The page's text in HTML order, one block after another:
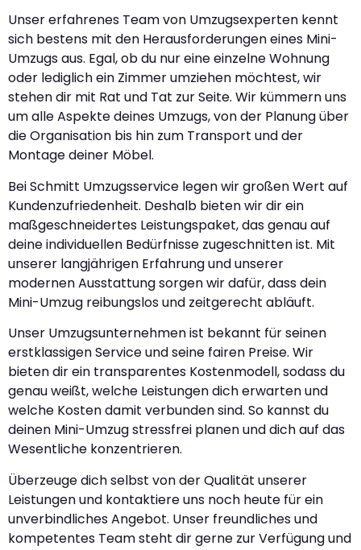
Unser erfahrenes Team von Umzugsexperten kennt
sich bestens mit den Herausforderungen eines Mini-
Umzugs aus. Egal, ob du nur eine einzelne Wohnung
oder lediglich ein Zimmer umziehen möchtest, wir
stehen dir mit Rat und Tat zur Seite. Wir kümmern uns
um alle Aspekte deines Umzugs, von der Planung über
die Organisation bis hin zum Transport und der
Montage deiner Möbel.
Bei Schmitt Umzugsservice legen wir großen Wert auf
Kundenzufriedenheit. Deshalb bieten wir dir ein
maßgeschneidertes Leistungspaket, das genau auf
deine individuellen Bedürfnisse zugeschnitten ist. Mit
unserer langjährigen Erfahrung und unserer
modernen Ausstattung sorgen wir dafür, dass dein
Mini-Umzug reibungslos und zeitgerecht abläuft.
Unser Umzugsunternehmen ist bekannt für seinen
erstklassigen Service und seine fairen Preise. Wir
bieten dir ein transparentes Kostenmodell, sodass du
genau weißt, welche Leistungen dich erwarten und
welche Kosten damit verbunden sind. So kannst du
deinen Mini-Umzug stressfrei planen und dich auf das
Wesentliche konzentrieren.
Überzeuge dich selbst von der Qualität unserer
Leistungen und kontaktiere uns noch heute für ein
unverbindliches Angebot. Unser freundliches und
kompetentes Team steht dir gerne zur Verfügung und